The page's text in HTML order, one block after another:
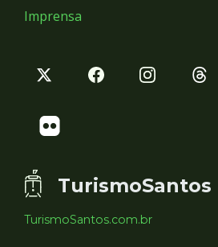
Imprensa
TurismoSantos
TurismoSantos.com.br